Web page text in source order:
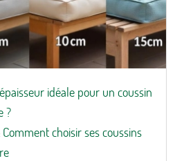
idéale pour un coussin
?
Comment choisir ses coussins